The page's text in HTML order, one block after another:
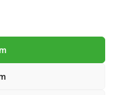
a
program